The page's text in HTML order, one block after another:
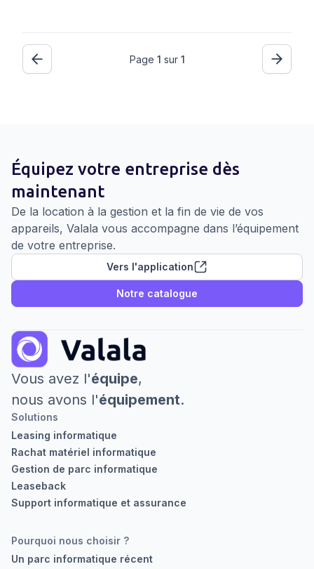
Page 1 sur 1
Équipez votre entreprise dès
maintenant
De la location à la gestion et la fin de vie de vos
appareils, Valala vous accompagne dans l’équipement
de votre entreprise.
Vers l'application
Notre catalogue
Vous avez l'équipe,
nous avons l'équipement.
Solutions
Leasing informatique
Rachat matériel informatique
Gestion de parc informatique
Leaseback
Support informatique et assurance
Pourquoi nous choisir ?
Un parc informatique récent